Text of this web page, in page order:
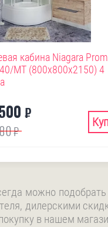
кабина Niagara
MT (800х800х2150) 4
₽
₽
можно
дилерскими
в нашем